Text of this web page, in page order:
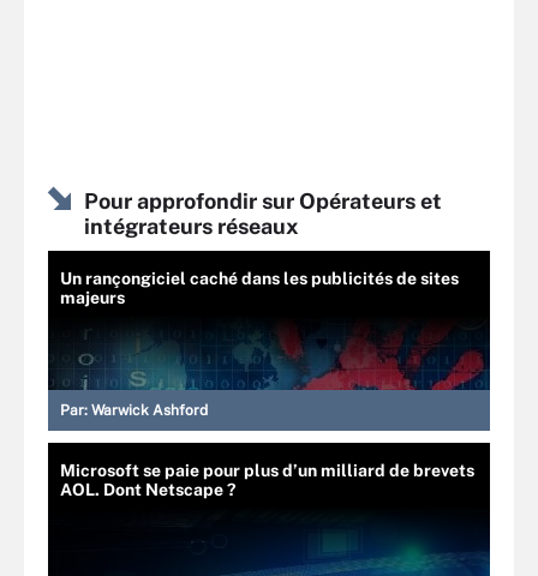
Pour approfondir sur Opérateurs et
intégrateurs réseaux
Un rançongiciel caché dans les publicités de sites
majeurs
Par: Warwick Ashford
Microsoft se paie pour plus d’un milliard de brevets
AOL. Dont Netscape ?